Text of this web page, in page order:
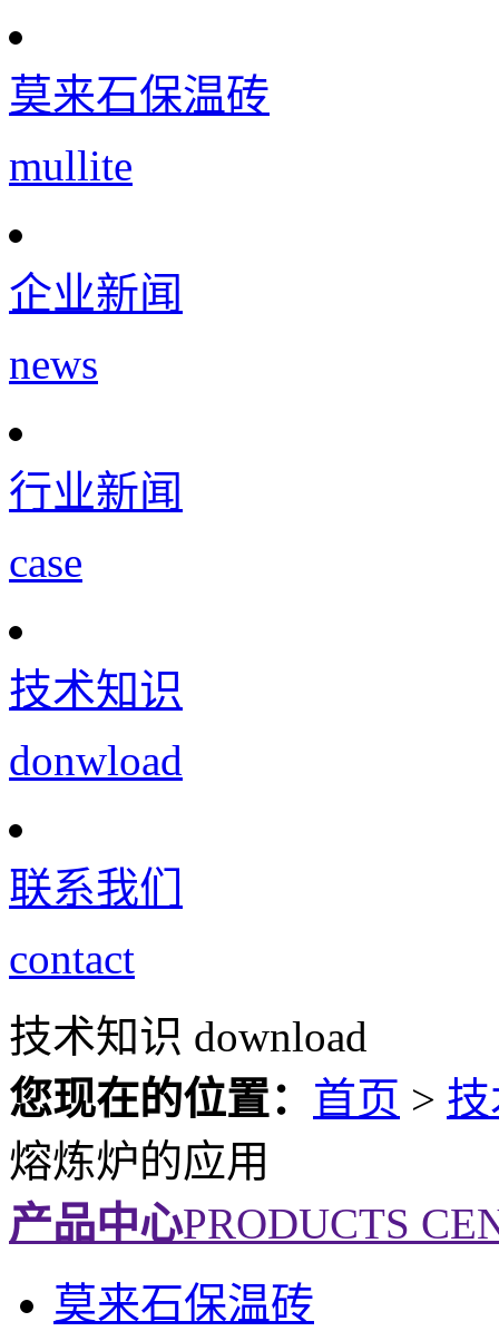
莫来石保温砖
mullite
企业新闻
news
行业新闻
case
技术知识
donwload
联系我们
contact
技术知识 download
您现在的位置： 首页 >
熔炼炉的应用
产品中心PRODUCTS
莫来石保温砖